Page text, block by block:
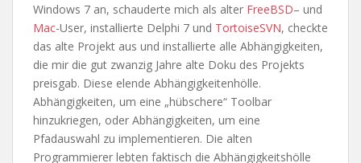
Windows 7 an, schauderte mich als alter FreeBSD– und
Mac-User, installierte Delphi 7 und TortoiseSVN, checkte
das alte Projekt aus und installierte alle Abhängigkeiten,
die mir die gut zwanzig Jahre alte Doku des Projekts
preisgab. Diese elende Abhängigkeitenhölle.
Abhängigkeiten, um eine „hübschere“ Toolbar
hinzukriegen, oder Abhängigkeiten, um eine
Pfadauswahl zu implementieren. Die alten
Programmierer lebten faktisch die Abhängigkeitshölle